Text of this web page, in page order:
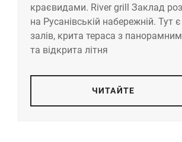
краєвидами. River grill Заклад
на Русанівській набережній. Тут
залів, крита тераса з
та відкрита літня
ЧИТАЙТЕ